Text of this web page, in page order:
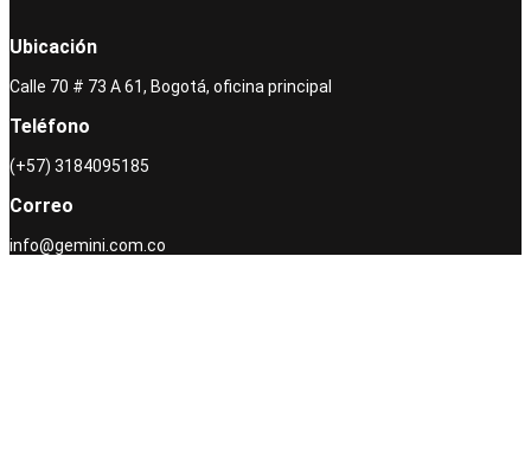
Ubicación
Calle 70 # 73 A 61, Bogotá, oficina principal
Teléfono
(+57) 3184095185
Correo
info@gemini.com.co